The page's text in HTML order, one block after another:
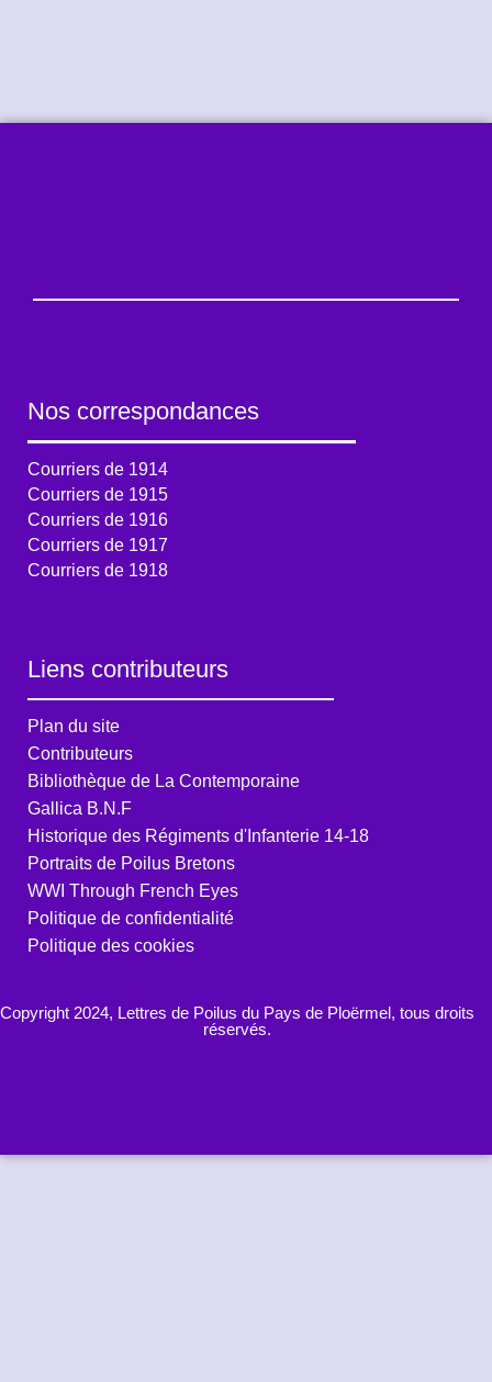
Nos correspondances
Courriers de 1914
Courriers de 1915
Courriers de 1916
Courriers de 1917
Courriers de 1918
Liens contributeurs
Plan du site
Contributeurs
Bibliothèque de La Contemporaine
Gallica B.N.F
Historique des Régiments d'Infanterie 14-18
Portraits de Poilus Bretons
WWI Through French Eyes
Politique de confidentialité
Politique des cookies
Copyright 2024, Lettres de Poilus du Pays de Ploërmel, tous droits
réservés.